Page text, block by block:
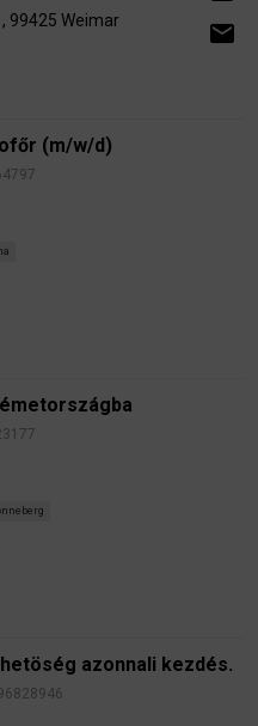
99425 Weimar
email
(m/w/d)
azonnali kezdés.